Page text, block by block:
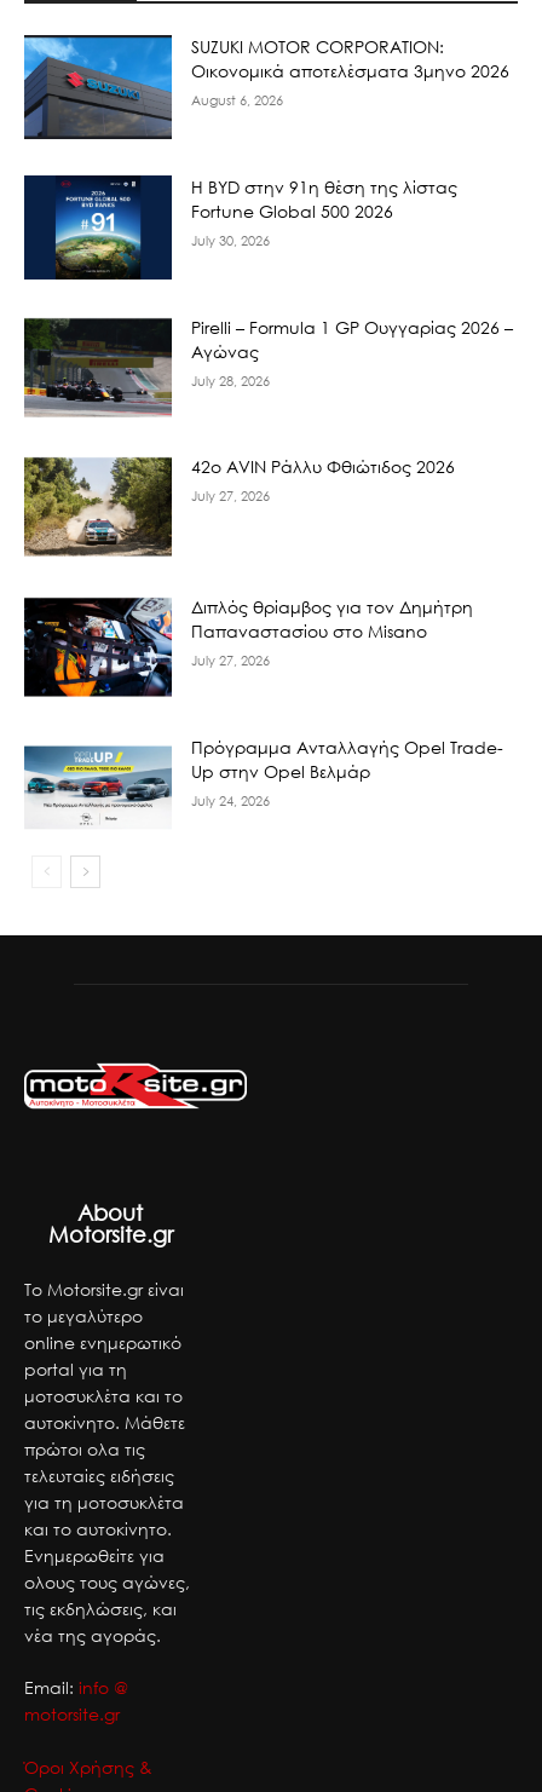
SUZUKI MOTOR CORPORATION:
Οικονομικά αποτελέσματα 3μηνο 2026
August 6, 2026
Η BYD στην 91η θέση της λίστας
Fortune Global 500 2026
July 30, 2026
Pirelli – Formula 1 GP Ουγγαρίας 2026 –
Αγώνας
July 28, 2026
42ο AVIN Ράλλυ Φθιώτιδος 2026
July 27, 2026
Διπλός θρίαμβος για τον Δημήτρη
Παπαναστασίου στο Misano
July 27, 2026
Πρόγραμμα Ανταλλαγής Opel Trade-
Up στην Opel Βελμάρ
July 24, 2026
About
Motorsite.gr
Το Motorsite.gr είναι
το μεγαλύτερο
online ενημερωτικό
portal για τη
μοτοσυκλέτα και το
αυτοκίνητο. Μάθετε
πρώτοι ολα τις
τελευταίες ειδήσεις
για τη μοτοσυκλέτα
και το αυτοκίνητο.
Ενημερωθείτε για
ολους τους αγώνες,
τις εκδηλώσεις, και
νέα της αγοράς.
Email: info @
motorsite.gr
Όροι Χρήσης &